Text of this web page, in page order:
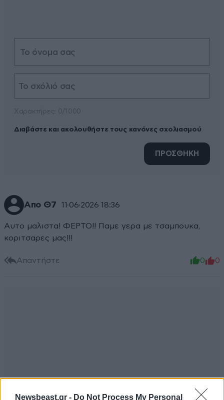
Newsbeast.gr - Do Not Process My Personal
Διαβάστε και ακολουθήστε τους κανόνες σχολιασμού
ΠΡΟΣΘΗΚΗ
Απο Θ7 11·06·2026 18:36
Αυτο μαλιστα! ΦΕΡΤΟ!! Παμε γερα με τσαμπουκα,
κοριτσαρες μας!!!
Απαντήστε 0 0